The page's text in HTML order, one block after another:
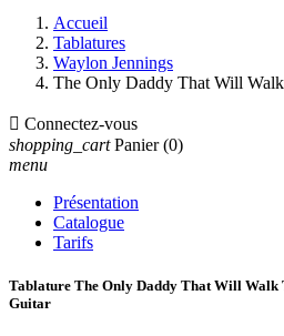
Accueil
Tablatures
Waylon Jennings
The Only Daddy That Will
 Connectez-vous
shopping_cart Panier (0)
menu
Présentation
Catalogue
Tarifs
Tablature The Only Daddy That Will
Guitar